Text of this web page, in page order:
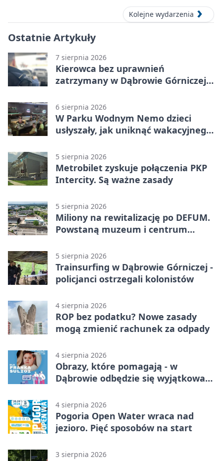
Kolejne wydarzenia
Ostatnie Artykuły
7 sierpnia 2026
Kierowca bez uprawnień
zatrzymany w Dąbrowie Górniczej.
6 sierpnia 2026
W Parku Wodnym Nemo dzieci
usłyszały, jak uniknąć wakacyjnego
5 sierpnia 2026
Metrobilet zyskuje połączenia PKP
Intercity. Są ważne zasady
5 sierpnia 2026
Miliony na rewitalizację po DEFUM.
Powstaną muzeum i centrum
5 sierpnia 2026
Trainsurfing w Dąbrowie Górniczej -
policjanci ostrzegali kolonistów
4 sierpnia 2026
ROP bez podatku? Nowe zasady
mogą zmienić rachunek za odpady
4 sierpnia 2026
Obrazy, które pomagają - w
Dąbrowie odbędzie się wyjątkowa
4 sierpnia 2026
Pogoria Open Water wraca nad
jezioro. Pięć sposobów na start
3 sierpnia 2026